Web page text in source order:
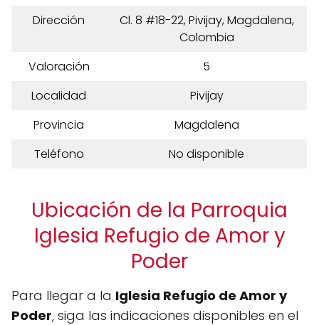
Dirección
Cl. 8 #18-22, Pivijay, Magdalena,
Colombia
Valoración
5
Localidad
Pivijay
Provincia
Magdalena
Teléfono
No disponible
Ubicación de la Parroquia
Iglesia Refugio de Amor y
Poder
Para llegar a la Iglesia Refugio de Amor y
Poder, siga las indicaciones disponibles en el